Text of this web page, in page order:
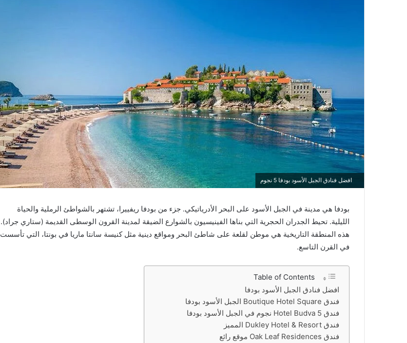
افضل فنادق الجبل الأسود بودفا 5 نجوم
بودفا هي مدينة في الجبل الأسود على البحر الأدرياتيكي. جزء من بودفا ريفييرا، تشتهر بالشواطئ الرملية والحياة
الليلية. تحيط الجدران الحجرية التي بناها الفينيسيون بالشوارع الضيقة لمدينة القرون الوسطى القديمة (ستاري جراد).
هذه المنطقة التاريخية هي موطن لقلعة على شاطئ البحر ومواقع دينية مثل كنيسة سانتا ماريا في بونتا، التي تأسست
في القرن التاسع.
Table of Contents
افضل فنادق الجبل الأسود بودفا
فندق Boutique Hotel Square الجبل الأسود بودفا
فندق Hotel Budva 5 نجوم في الجبل الأسود بودفا
فندق Dukley Hotel & Resort المميز
فندق Oak Leaf Residences موقع رائع